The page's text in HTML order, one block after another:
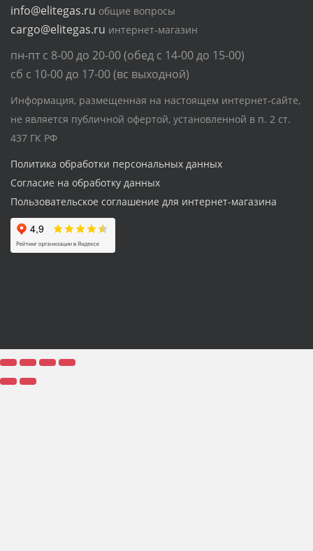
info@elitegas.ru общие вопросы
cargo@elitegas.ru интернет-магазин
пн-пт с 8-00 до 20-00 (обед с 14-00 до 15-00)
сб с 10-00 до 17-00 (вс выходной)
Информация, размещенная на настоящем интернет-сайте,
не является публичной офертой, установленной в п. 2 ст.
437 ГК РФ
Политика обработки персональных данных
Согласие на обработку данных
Пользовательское соглашение для интернет-магазина